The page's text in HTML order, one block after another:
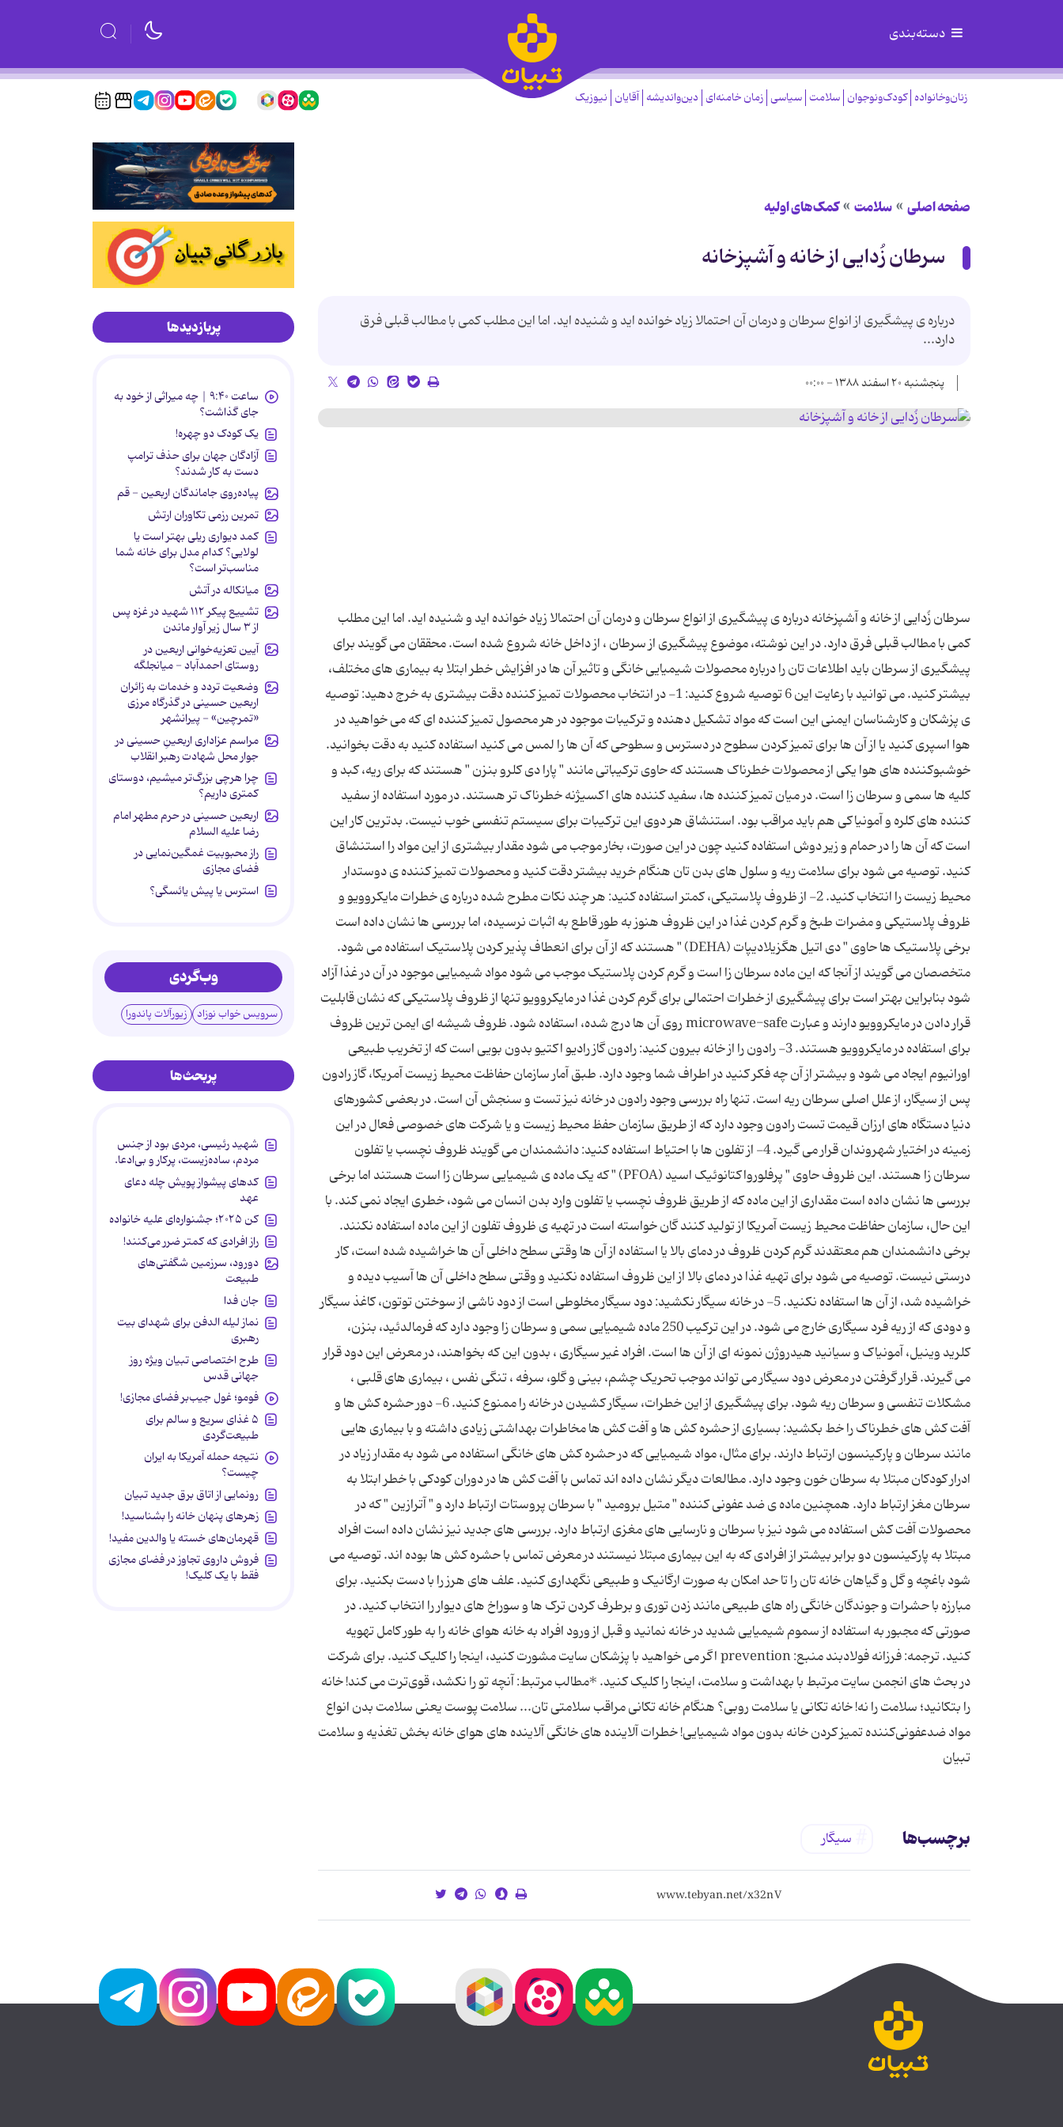
دسته‌بندی
زنان‌وخانواده کودک‌ونوجوان سلامت سیاسی زمان خامنه‌ای دین‌واندیشه آقایان نیوزیک
صفحه اصلی سلامت کمک‌های اولیه
سرطان‌ زُدایی از خانه و آشپزخانه
درباره ی پیشگیری از انواع سرطان و درمان آن احتمالا زیاد خوانده ‌اید و شنیده‌ اید. اما این مطلب کمی با مطالب قبلی فرق
دارد...
پنجشنبه ۲۰ اسفند ۱۳۸۸ - ۰۰:۰۰
سرطان‌ زُدایی از خانه و آشپزخانه درباره ی پیشگیری از انواع سرطان و درمان آن احتمالا زیاد خوانده ‌اید و شنیده‌ اید. اما این مطلب
کمی با مطالب قبلی فرق دارد. در این نوشته، موضوع پیشگیری از سرطان ، از داخل خانه شروع شده است. محققان می‌ گویند برای
پیشگیری از سرطان باید اطلاعات ‎تان را درباره محصولات شیمیایی خانگی و تاثیر آن ها در افزایش خطر ابتلا به بیماری ‏های مختلف،
بیشتر کنید. می‌ توانید با رعایت این 6 توصیه شروع کنید: 1- در انتخاب محصولات تمیز کننده دقت بیشتری به خرج دهید: توصیه
ی پزشکان و کارشناسان ایمنی این است که مواد تشکیل ‎دهنده و ترکیبات موجود در هر محصول تمیز کننده ‎ای که می‎ خواهید در
هوا اسپری کنید یا از آن ها برای تمیز کردن سطوح در دسترس و سطوحی که آن ها را لمس می‏ کنید استفاده کنید به دقت بخوانید.
خوشبوکننده ‎های هوا یکی از محصولات خطرناک هستند که حاوی ترکیباتی مانند " پارا دی‎ کلرو بنزن " هستند که برای ریه، کبد و
کلیه‏ ها سمی و سرطا‌ن ‌زا است. در میان تمیز کننده‎ ها، سفید کننده‎ های اکسیژنه خطرناک ‎تر هستند. در مورد استفاده از سفید
کننده ‎های کلره و آمونیاکی هم باید مراقب بود. استنشاق هر دوی این ترکیبات برای سیستم تنفسی خوب نیست. بدترین کار این
است که آن ها را در حمام و زیر دوش استفاده کنید چون در این ‎صورت، بخار موجب می ‎شود مقدار بیشتری از این مواد را استنشاق
کنید. توصیه می ‎شود برای سلامت ریه و سلول ‎های بدن ‎تان هنگام خرید بیشتر دقت کنید و محصولات تمیز کننده ی دوستدار
محیط زیست را انتخاب کنید. 2- از ظروف پلاستیکی، کمتر استفاده کنید: هر چند نکات مطرح شده درباره ی خطرات مایکروویو و
ظروف پلاستیکی و مضرات طبخ و گرم کردن غذا در این ظروف هنوز به طور قاطع به اثبات نرسیده، اما بررسی‏ ها نشان داده است
برخی پلاستیک‏ ها حاوی " دی ‎اتیل ‎هگزیلادیپات (DEHA) " هستند که از آن برای انعطاف ‎پذیر کردن پلاستیک استفاده می‎ شود.
متخصصان می‏ گویند از آنجا که این ماده سرطا‌ن ‌زا است و گرم کردن پلاستیک موجب می ‎شود مواد شیمیایی موجود در آن در غذا آزاد
شود بنابراین بهتر است برای پیشگیری از خطرات احتمالی برای گرم کردن غذا در مایکروویو تنها از ظروف پلاستیکی که نشان قابلیت
قرار دادن در مایکروویو دارند و عبارت microwave-safe روی آن ها درج شده، استفاده شود. ظروف شیشه‎ ای ایمن ‎ترین ظروف
برای استفاده در مایکروویو هستند. 3- رادون را از خانه بیرون کنید: رادون گاز رادیو اکتیو بدون بویی است که از تخریب طبیعی
اورانیوم ایجاد می‎ شود و بیشتر از آن چه فکر کنید در اطراف شما وجود دارد. طبق آمار سازمان حفاظت محیط زیست آمریکا، گاز رادون
پس از سیگار، از علل اصلی سرطان ریه است. تنها راه بررسی وجود رادون در خانه نیز تست و سنجش آن است. در بعضی کشورهای
دنیا دستگاه‏ های ارزان قیمت تست رادون وجود دارد که از طریق سازمان حفظ محیط زیست و یا شرکت‎ های خصوصی فعال در این
زمینه در اختیار شهروندان قرار می ‏گیرد. 4- از تفلو‌ن‌ ها با احتیاط استفاده کنید: دانشمندان می ‎گویند ظروف نچسب یا تفلون
سرطا‌ن ‌زا هستند. این ظروف حاوی " پرفلورواکتانوئیک اسید (PFOA) " که یک ماده ی شیمیایی سرطا‌ن‌ زا است هستند اما برخی
بررسی‎ ها نشان داده است مقداری از این ماده که از طریق ظروف نچسب یا تفلون وارد بدن انسان می ‏شود، خطری ایجاد نمی‎ کند. با
این حال، سازمان حفاظت محیط زیست آمریکا از تولید کنند گان خواسته است در تهیه ی ظروف تفلون از این ماده استفاده نکنند.
برخی دانشمندان هم معتقدند گرم کردن ظروف در دمای بالا یا استفاده از آن ها وقتی سطح داخلی آن ها خراشیده شده ‎است، کار
درستی نیست. توصیه می ‏شود برای تهیه غذا در دمای بالا از این ظروف استفاده نکنید و وقتی سطح داخلی آن ها آسیب‌ دیده و
خراشیده شد، از آن ها استفاده نکنید. 5- در خانه سیگار نکشید: دود سیگار مخلوطی است از دود ناشی از سوختن توتون، کاغذ سیگار
و دودی که از ریه فرد سیگاری خارج می ‏شود. در این ترکیب 250 ماده شیمیایی سمی و سرطا‌ن‌ زا وجود دارد که فرمالدئید، بنزن،
کلرید وینیل، آمونیاک و سیانید هیدروژن نمونه ‏ای از آن ها است. افراد غیر سیگاری ، بدون این که بخواهند، در معرض این دود قرار
می ‏گیرند. قرار گرفتن در معرض دود سیگار می ‏تواند موجب تحریک چشم، بینی و گلو، سرفه ، تنگی نفس ، بیماری‏ های قلبی ،
مشکلات تنفسی و سرطان ریه شود. برای پیشگیری از این خطرات، سیگار کشیدن در خانه را ممنوع کنید. 6- دور حشره‎ کش ‎ها و
آفت ‏کش‎ های خطرناک را خط بکشید: بسیاری از حشره ‎کش‎ ها و آفت‎ کش ‎ها مخاطرات بهداشتی زیادی داشته و با بیماری‏ هایی
مانند سرطان و پارکینسون ارتباط دارند. برای مثال، مواد شیمیایی که در حشره کش‎ های خانگی استفاده می ‏شود به مقدار زیاد در
ادرار کودکان مبتلا به سرطان خون وجود دارد. مطالعات دیگر نشان داده ‎اند تماس با آفت‏ کش ‎ها در دوران کودکی با خطر ابتلا به
سرطان مغز ارتباط دارد. همچنین ماده ی ضد عفونی ‏کننده " متیل ‏برومید " با سرطان پروستات ارتباط دارد و " آترازین " که در
محصولات آفت ‏کش استفاده می ‎شود نیز با سرطان و نارسایی‎ های مغزی ارتباط دارد. بررسی‎ های جدید نیز نشان داده است افراد
مبتلا به پارکینسون دو برابر بیشتر از افرادی که به این بیماری مبتلا نیستند در معرض تماس با حشره ‎کش‎ ها بوده ‎اند. توصیه می
‏شود باغچه و گل و گیاهان خانه ‎تان را تا حد امکان به صورت ارگانیک و طبیعی نگهداری کنید. علف ‎های هرز را با دست بکنید. برای
مبارزه با حشرات و جوندگان خانگی راه‎ های طبیعی مانند زدن توری و برطرف کردن ترک‎ ها و سوراخ‎ های دیوار را انتخاب کنید. در
صورتی که مجبور به استفاده از سموم شیمیایی شدید در خانه نمانید و قبل از ورود افراد به خانه هوای خانه را به‌ طور کامل تهویه
کنید. ترجمه: فرزانه فولادبند منبع: prevention اگر می خواهید با پزشکان سایت مشورت کنید، اینجا را کلیک کنید. برای شرکت
در بحث های انجمن سایت مرتبط با بهداشت و سلامت، اینجا را کلیک کنید. *مطالب مرتبط: آنچه تو را نکشد، قوی‌ترت می ‌کند! خانه
را بتکانید؛ سلامت را نه! خانه تكانی یا سلامت روبی؟ هنگام خانه تکانی مراقب سلامتی تان... سلامت پوست یعنی سلامت بدن انواع
مواد ضدعفونی‌کننده تمیز کردن خانه بدون مواد شیمیایی! خطرات آلاینده های خانگی آلاینده های هوای خانه بخش تغذیه و سلامت
تبیان
برچسب‌ها سیگار
پربازدیدها
ساعت ۹:۴۰ | چه میراثی از خود به
جای گذاشت؟
یک کودک دو چهره!
آزادگان جهان برای حذف ترامپ
دست به کار شدند؟
پیاده‌روی جاماندگان اربعین - قم
تمرین رزمی تکاوران ارتش
کمد دیواری ریلی بهتر است یا
لولایی؟ کدام مدل برای خانه شما
مناسب‌تر است؟
میانکاله در آتش
تشییع پیکر ۱۱۲ شهید در غزه پس
از ۳ سال زیر آوار ماندن
آیین تعزیه‌خوانی اربعین در
روستای احمدآباد - میانجلگه
وضعیت تردد و خدمات به زائران
اربعین حسینی در گذرگاه مرزی
«تمرچین» - پیرانشهر
مراسم عزاداری اربعینِ حسینی در
جوار محل شهادت رهبر انقلاب
چرا هرچی بزرگ‌تر میشیم، دوستای
کمتری داریم؟
اربعین حسینی در حرم مطهر امام
رضا علیه السلام
راز محبوبیت غمگین‌نمایی در
فضای مجازی
استرس یا پیش یائسگی؟
وب‌گردی
سرویس خواب نوزاد زیورآلات پاندورا
پربحث‌ها
شهید رئیسی، مردی بود از جنس
مردم، ساده‌زیست، پرکار و بی‌ادعا.
کدهای پیشواز پویش چله دعای
عهد
کن ۲۰۲۵؛ جشنواره‌ای علیه خانواده
راز افرادی که کمتر ضرر می‌کنند!
دورود، سرزمین شگفتی‌های
طبیعت
جان فدا
نماز لیله الدفن برای شهدای بیت
رهبری
طرح اختصاصی تبیان ویژه روز
جهانی قدس
فومو؛ غول جیب‌بر فضای مجازی!
۵ غذای سریع و سالم برای
طبیعت‌گردی
نتیجه حمله آمریکا به ایران
چیست؟
رونمایی از اتاق برق جدید تبیان
زهرهای پنهان خانه را بشناسید!
قهرمان‌های خسته یا والدین مفید!
فروش داروی تجاوز در فضای مجازی
فقط با یک کلیک!